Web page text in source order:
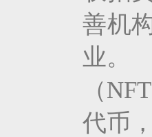
善机
业。
（
代币